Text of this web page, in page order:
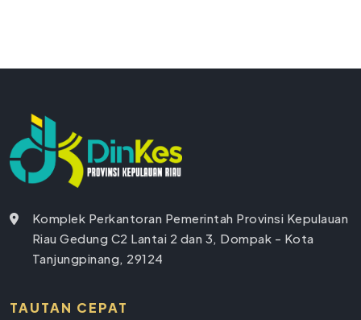
Komplek Perkantoran Pemerintah Provinsi Kepulauan
Riau Gedung C2 Lantai 2 dan 3, Dompak - Kota
Tanjungpinang, 29124
TAUTAN CEPAT